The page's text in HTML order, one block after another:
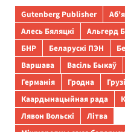
Gutenberg Publisher
Алесь Бяляцкі
Альгерд
БНР
Беларускі ПЭН
Варшава
Васіль Быкаў
Германія
Гродна
Каардынацыйная рада
Лявон Вольскі
Літва